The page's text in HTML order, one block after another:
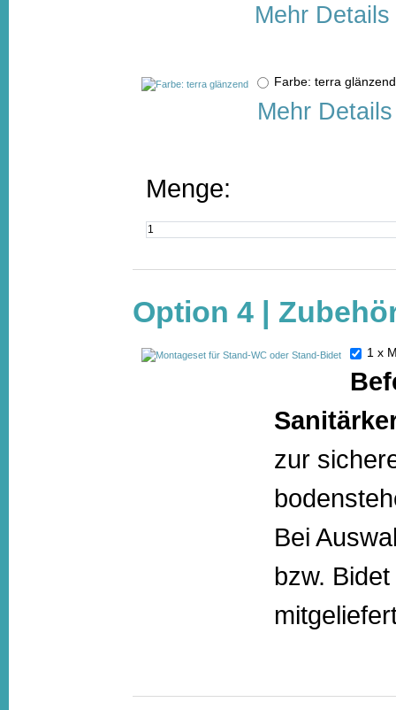
Mehr
Farbe: terra
Mehr
Menge:
Option 4 |
1 x
zur
Bei
bzw.